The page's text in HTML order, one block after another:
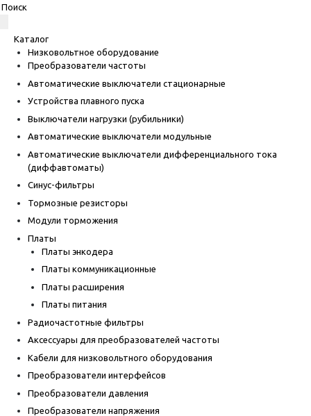
Каталог
Низковольтное оборудование
Преобразователи частоты
Автоматические выключатели стационарные
Устройства плавного пуска
Выключатели нагрузки (рубильники)
Автоматические выключатели модульные
Автоматические выключатели дифференциального тока
(диффавтоматы)
Синус-фильтры
Тормозные резисторы
Модули торможения
Платы
Платы энкодера
Платы коммуникационные
Платы расширения
Платы питания
Радиочастотные фильтры
Аксессуары для преобразователей частоты
Кабели для низковольтного оборудования
Преобразователи интерфейсов
Преобразователи давления
Преобразователи напряжения